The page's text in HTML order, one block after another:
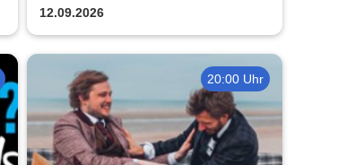
12.09.2026
20:00 Uhr